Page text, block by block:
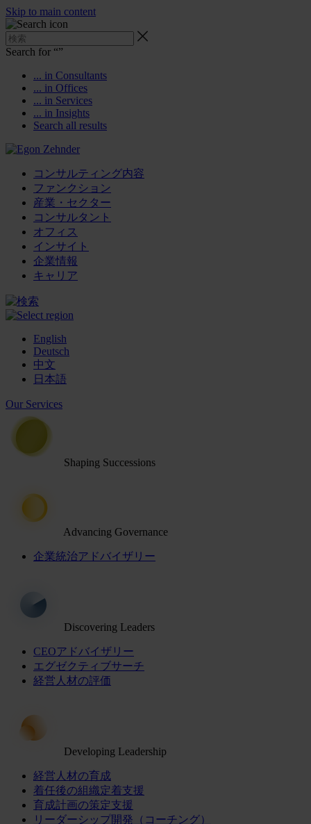
Skip to main content
Search for “”
... in Consultants
... in Offices
... in Services
... in Insights
Search all results
コンサルティング内容
ファンクション
産業・セクター
コンサルタント
オフィス
インサイト
企業情報
キャリア
English
Deutsch
中文
日本語
Our Services
Shaping Successions
Advancing Governance
企業統治アドバイザリー
Discovering Leaders
CEOアドバイザリー
エグゼクティブサーチ
経営人材の評価
Developing Leadership
経営人材の育成
着任後の組織定着支援
育成計画の策定支援
リーダーシップ開発（コーチング）